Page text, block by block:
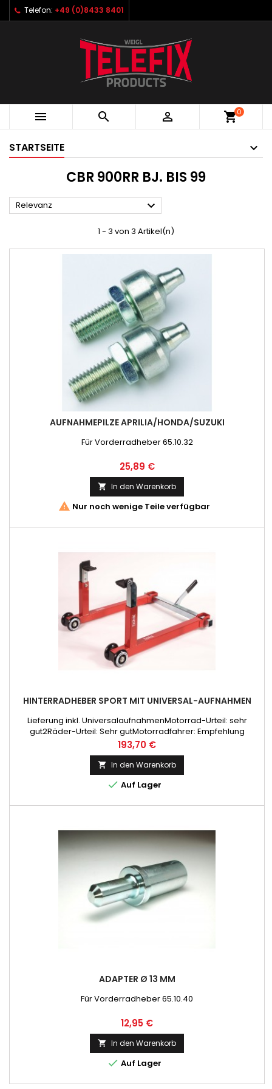
Telefon: +49 (0)8433 8401
   shopping_cart0
STARTSEITE
CBR 900RR BJ. BIS 99
Relevanz 
1 - 3 von 3 Artikel(n)
AUFNAHMEPILZE APRILIA/HONDA/SUZUKI
Für Vorderradheber 65.10.32
Preis
25,89 €
 In den Warenkorb
 Nur noch wenige Teile verfügbar
HINTERRADHEBER SPORT MIT UNIVERSAL-AUFNAHMEN
Lieferung inkl. UniversalaufnahmenMotorrad-Urteil: sehr
gut2Räder-Urteil: Sehr gutMotorradfahrer: Empfehlung
Preis
193,70 €
 In den Warenkorb
 Auf Lager
ADAPTER Ø 13 MM
Für Vorderradheber 65.10.40
Preis
12,95 €
 In den Warenkorb
 Auf Lager